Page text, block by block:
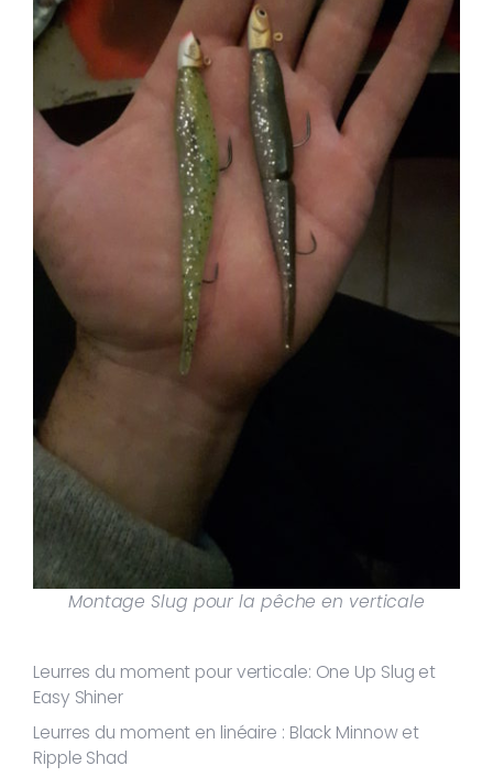
Montage Slug pour la pêche en verticale
Leurres du moment pour verticale: One Up Slug et
Easy Shiner
Leurres du moment en linéaire : Black Minnow et
Ripple Shad